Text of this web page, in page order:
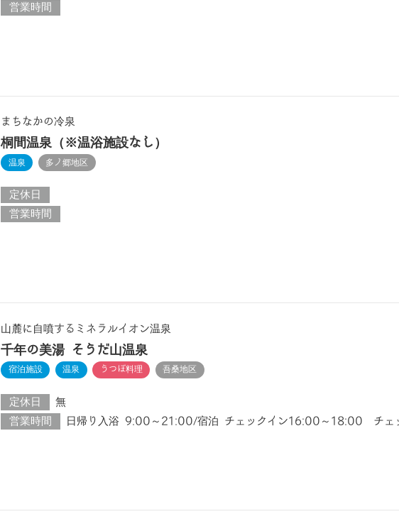
営業時間
まちなかの冷泉
桐間温泉（※温浴施設なし）
温泉 多ノ郷地区
定休日
営業時間
山麓に自噴するミネラルイオン温泉
千年の美湯 そうだ山温泉
宿泊施設 温泉 うつぼ料理 吾桑地区
定休日
無
営業時間
日帰り入浴 9:00～21:00/宿泊 チェックイン16:00～18:00 チェ